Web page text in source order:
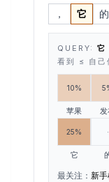
，
它 的
QUERY: 它
看到 ≤ 自己
10%
苹果
25%
它
·
最关注： 新